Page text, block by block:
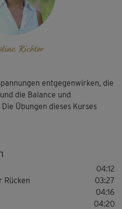
entgegenwirken, die
die Balance und
Übungen dieses Kurses
Körperschwerpunkt -
und Gesundheitsexperte &
Pinnig haben ein Programm
Schwangerschaft hilft, den
Beweglichkeit zu meistern.
04:12
Rücken
03:27
04:16
04:20
Richter